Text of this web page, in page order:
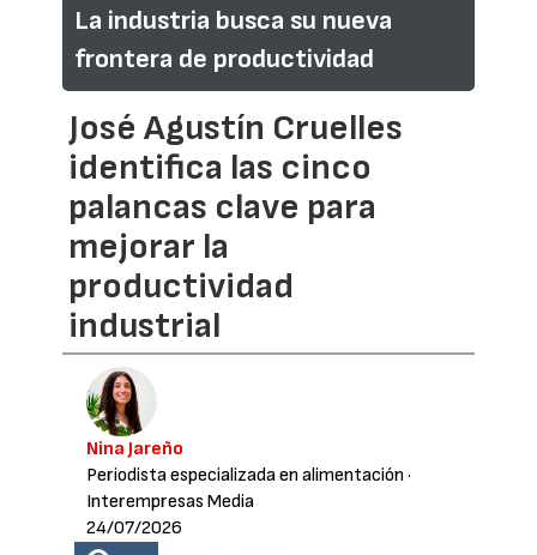
La industria busca su nueva
frontera de productividad
José Agustín Cruelles
identifica las cinco
palancas clave para
mejorar la
productividad
industrial
Nina Jareño
Periodista especializada en alimentación ·
Interempresas Media
24/07/2026